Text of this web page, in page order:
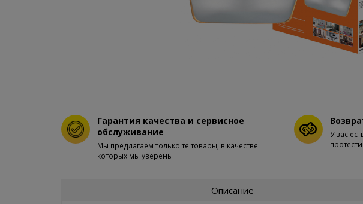
Гарантия качества и сервисное
обслуживание
Мы предлагаем только те товары, в качестве
которых мы уверены
У вас
Описание